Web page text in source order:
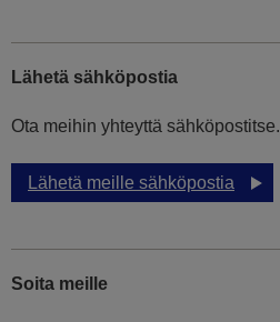
Lähetä sähköpostia
Ota meihin yhteyttä sähköpostitse.
Lähetä meille sähköpostia
Soita meille